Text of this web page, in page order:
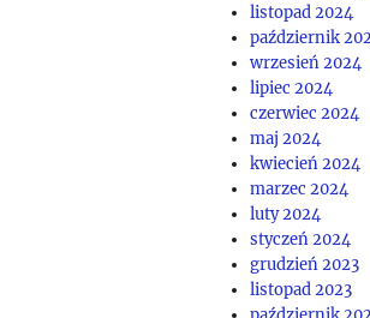
listopad 2024
październik
wrzesień 2024
lipiec 2024
czerwiec 2024
maj 2024
kwiecień 2024
marzec 2024
luty 2024
styczeń 2024
grudzień 2023
listopad 2023